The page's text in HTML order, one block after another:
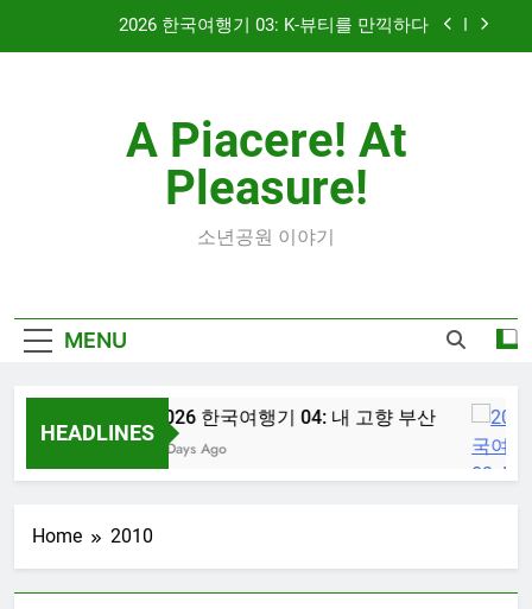
2026 한국여행기 03: K-뷰티를 만끽하다
2026 한국여행기 02: 82쿡 덕분에 만난 사람들
2026 한국여행기 04: 내 고향 부산
2026 한국여행기 03: K-뷰티를 만끽하다
2026 한국여행기 02: 82쿡 덕분에 만난 사람들
A Piacere! At
Pleasure!
소년공원 이야기
MENU
HEADLINES
2026 한국여행기 04: 내 고향 부산
3 Days Ago
Home 2010